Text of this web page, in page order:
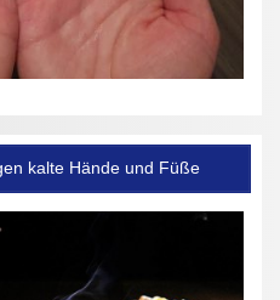
kalte Hände und Füße